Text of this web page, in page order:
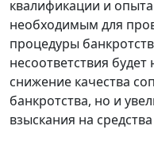
квалификации и
необходимым для
процедуры
несоответствия
снижение качества
банкротства, но и
взыскания на